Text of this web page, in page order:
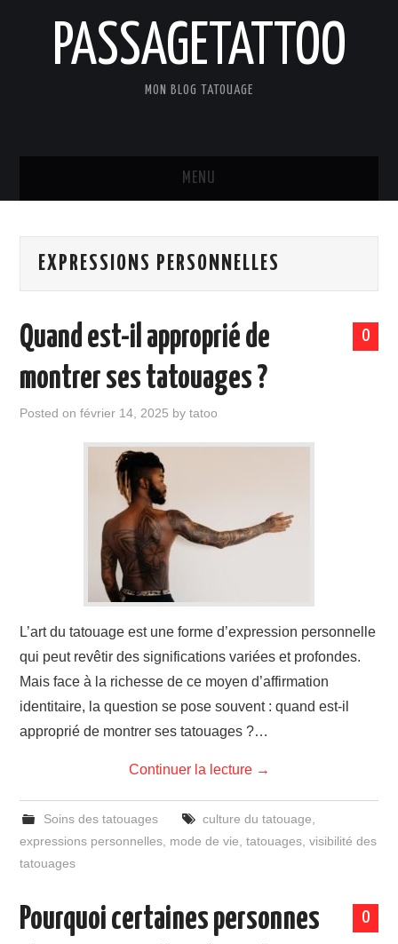
PASSAGETATTOO
MON BLOG TATOUAGE
MENU
BLOG
INSPIRATION
SOINS DES TATOUAGES
EXPRESSIONS PERSONNELLES
0
Quand est-il approprié de
montrer ses tatouages ?
Posted onfévrier 14, 2025 bytatoo
L’art du tatouage est une forme d’expression personnelle
qui peut revêtir des significations variées et profondes.
Mais face à la richesse de ce moyen d’affirmation
identitaire, la question se pose souvent : quand est-il
approprié de montrer ses tatouages ?…
Continuer la lecture →
Soins des tatouages culture du tatouage
expressions personnelles mode de vie ,tatouages ,visibilité des
tatouages
0
Pourquoi certaines personnes